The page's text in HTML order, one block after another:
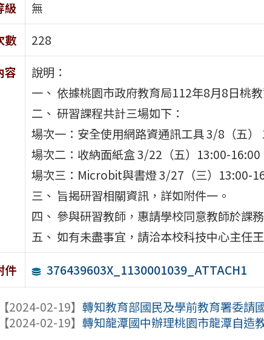
級
無
數
228
容
說明：
一、 依據桃園市政府教育局112年8月8日桃
二、 研習課程共計三場如下：
場次一：安全使用網路資通訊工具 3/8（五）
場次二：收納面紙盒 3/22（五）13:00-16:00
場次三：Microbit與書燈 3/27（三）13:00-
三、 旨揭研習相關資訊，詳如附件一。
四、 參與研習教師，惠請學校同意教師於課
五、 如有未盡事宜，請洽本校科技中心主任
件
376439603X_1130001039_ATTACH1
【2024-02-19】轉知教育部國民及學前教育署委請
【2024-02-19】轉知龍潭國中辦理桃園市龍潭自造